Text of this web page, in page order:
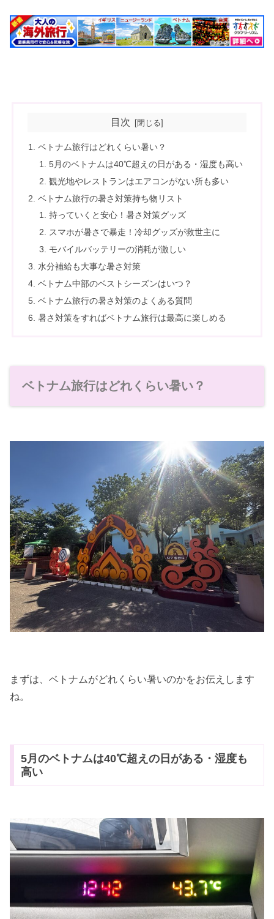
目次
ベトナム旅行はどれくらい暑い？
5月のベトナムは40℃超えの日がある・湿度も高い
観光地やレストランはエアコンがない所も多い
ベトナム旅行の暑さ対策持ち物リスト
持っていくと安心！暑さ対策グッズ
スマホが暑さで暴走！冷却グッズが救世主に
モバイルバッテリーの消耗が激しい
水分補給も大事な暑さ対策
ベトナム中部のベストシーズンはいつ？
ベトナム旅行の暑さ対策のよくある質問
暑さ対策をすればベトナム旅行は最高に楽しめる
ベトナム旅行はどれくらい暑い？
まずは、ベトナムがどれくらい暑いのかをお伝えします
ね。
5月のベトナムは40℃超えの日がある・湿度も
高い